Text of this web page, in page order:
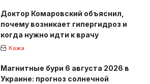
Доктор Комаровский объяснил,
почему возникает гипергидроз и
когда нужно идти к врачу
Кожа
Магнитные бури 6 августа 2026 в
Украине: прогноз солнечной